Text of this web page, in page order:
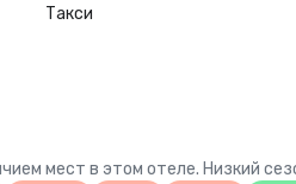
Такси
мест в этом отеле. Низкий